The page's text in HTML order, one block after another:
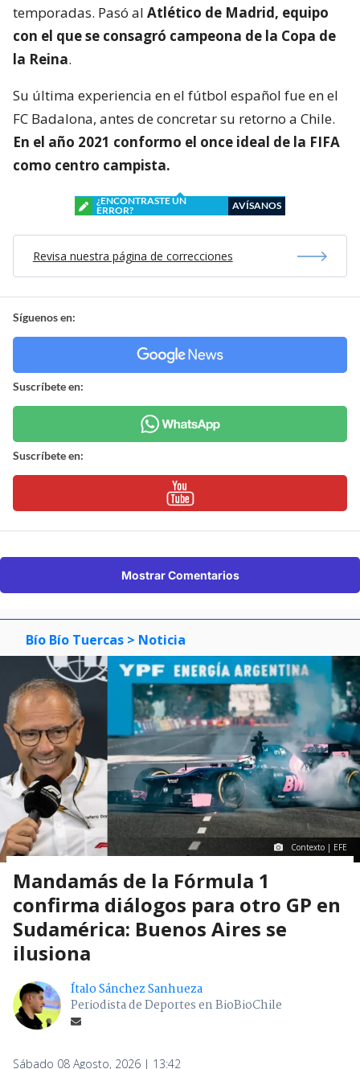
temporadas. Pasó al Atlético de Madrid, equipo
con el que se consagró campeona de la Copa de
la Reina.
Su última experiencia en el fútbol español fue en el
FC Badalona, antes de concretar su retorno a Chile.
En el año 2021 conformo el once ideal de la FIFA
como centro campista.
¿ENCONTRASTE UN
ERROR?
AVÍSANOS
Revisa nuestra página de correcciones
Síguenos en:
Suscríbete en:
Suscríbete en:
Mostrar Comentarios
Bío Bío Tuercas > Noticia
Contexto | EFE
Mandamás de la Fórmula 1
confirma diálogos para otro GP en
Sudamérica: Buenos Aires se
ilusiona
Ítalo Sánchez Sanhueza
Periodista de Deportes en BioBioChile
Sábado 08 Agosto, 2026 | 13:42